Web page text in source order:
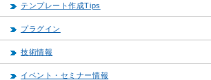
テンプレート作成Tips
プラグイン
技術情報
イベント・セミナー情報